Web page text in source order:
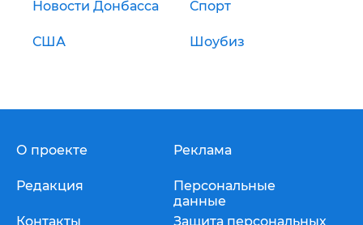
Новости Донбасса Спорт
США Шоубиз
О проекте
Редакция
Контакты
Реклама
Персональные
данные
Защита персональных